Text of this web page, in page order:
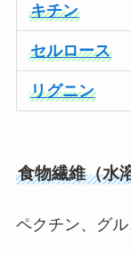
キチン
セルロース
リグニン
食物繊維（水
ペクチン、グ